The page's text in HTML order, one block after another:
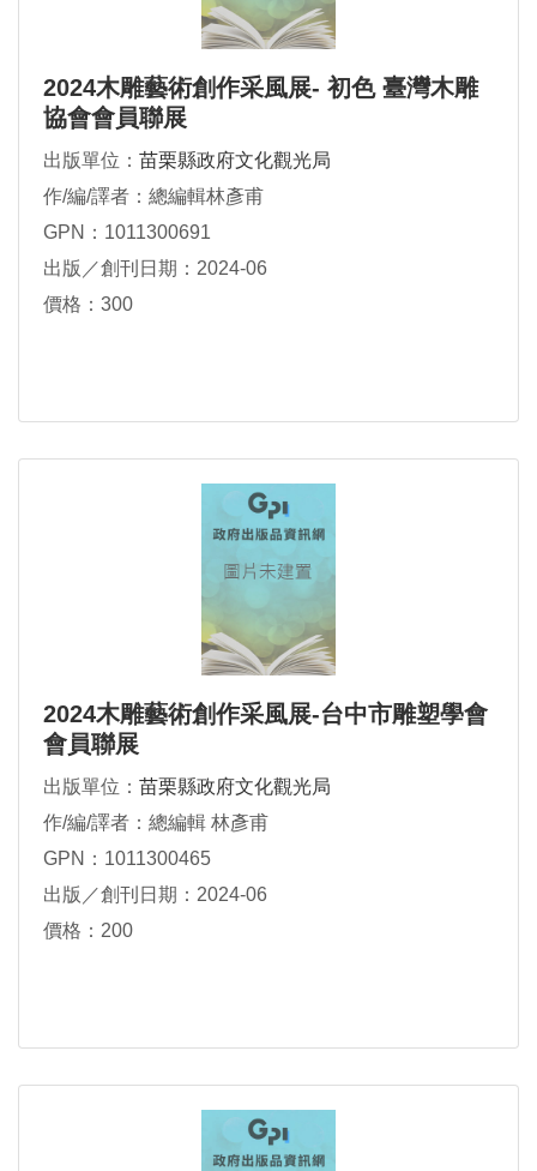
2024木雕藝術創作采風展- 初色 臺灣木雕
協會會員聯展
出版單位： 苗栗縣政府文化觀光局
作/編/譯者：總編輯林彥甫
GPN：1011300691
出版／創刊日期：2024-06
價格：300
2024木雕藝術創作采風展-台中市雕塑學會
會員聯展
出版單位： 苗栗縣政府文化觀光局
作/編/譯者：總編輯 林彥甫
GPN：1011300465
出版／創刊日期：2024-06
價格：200